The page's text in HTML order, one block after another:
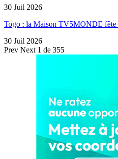
30 Juil 2026
Togo : la Maison TV5MONDE fête
30 Juil 2026
Prev Next 1 de 355